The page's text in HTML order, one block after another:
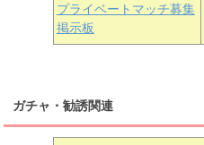
プライベートマッチ募集
掲示板
ガチャ・勧誘関連